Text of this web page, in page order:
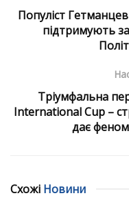
Популіст
підтримують
Тріумфальна
International Cup –
дає
Схожі Новини